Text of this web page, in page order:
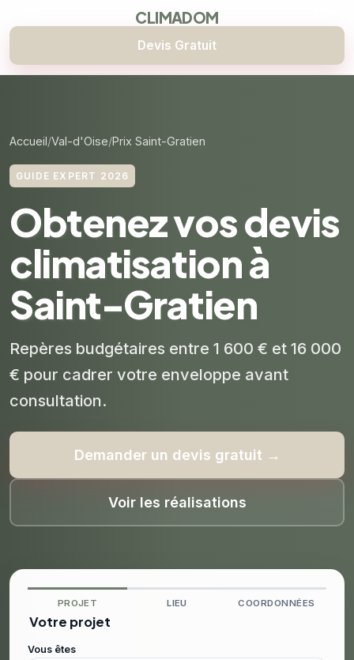
CLIMADOM
Devis Gratuit
Accueil Val-d'Oise Prix Saint-Gratien
GUIDE EXPERT 2026
Obtenez vos devis
climatisation à
Saint-Gratien
Repères budgétaires entre 1 600 € et 16 000
€ pour cadrer votre enveloppe avant
consultation.
Demander un devis gratuit →
Voir les réalisations
PROJET LIEU COORDONNÉES
Votre projet
Vous êtes